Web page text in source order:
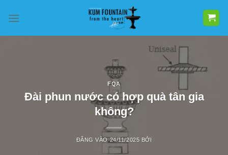
qua
FQA
Đài phun nước có hợp quà tân gia
không?
ĐĂNG VÀO24/11/2025 BỞI